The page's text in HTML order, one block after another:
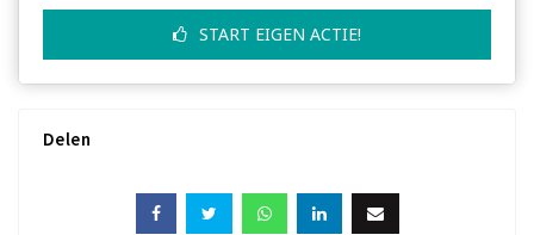
START EIGEN ACTIE!
Delen